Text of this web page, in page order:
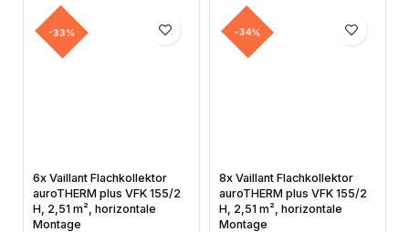
-33%
6x Vaillant Flachkollektor
auroTHERM plus VFK 155/2
H, 2,51 m², horizontale
Montage
-34%
8x Vaillant Flachkollektor
auroTHERM plus VFK 155/2
H, 2,51 m², horizontale
Montage